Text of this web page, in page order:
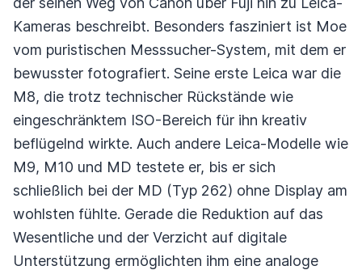
Kameras beschreibt. Besonders fasziniert ist Moe
vom puristischen Messsucher-System, mit dem er
bewusster fotografiert. Seine erste Leica war die
M8, die trotz technischer Rückstände wie
eingeschränktem ISO-Bereich für ihn kreativ
beflügelnd wirkte. Auch andere Leica-Modelle wie
M9, M10 und MD testete er, bis er sich
schließlich bei der MD (Typ 262) ohne Display am
wohlsten fühlte. Gerade die Reduktion auf das
Wesentliche und der Verzicht auf digitale
Unterstützung ermöglichten ihm eine analoge